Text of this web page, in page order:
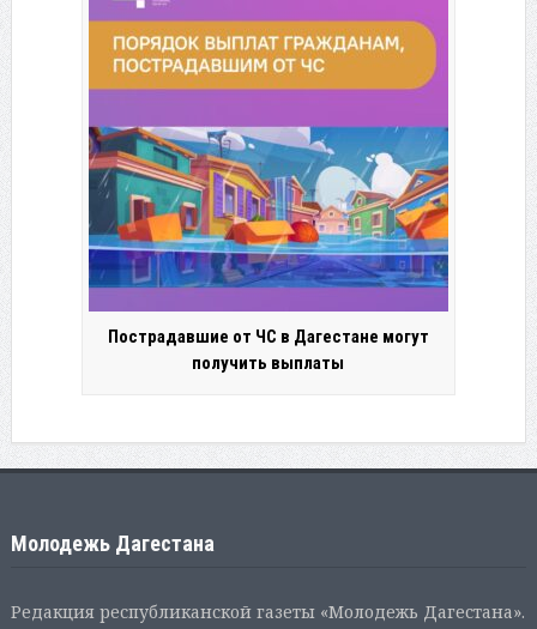
Пострадавшие от ЧС в Дагестане могут
получить выплаты
Молодежь Дагестана
Редакция республиканской газеты «Молодежь Дагестана».